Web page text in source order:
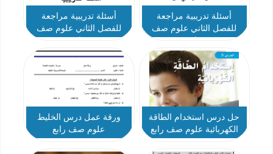
أسئلة تدريبية مراجعة
للفصل الثاني علوم صف
أسئلة تدريبية مراجعة
للفصل الثاني علوم صف
حل درس استخدام الطاقة
الكهربائية علوم صف رابع
ورقة عمل درس الخليط
علوم صف رابع